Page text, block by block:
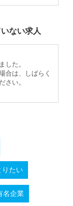
ない求人
した。
合は、しばらく
さい。
りたい
名企業